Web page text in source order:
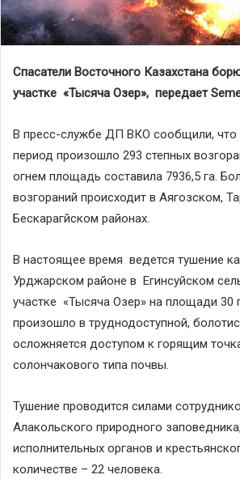
Спасатели Восточного Казахстана
участке «Тысяча Озер», передает
В пресс-службе ДП ВКО сообщили, что
период произошло 293 степных
огнем площадь составила 7936,5 га.
возгораний происходит в Аягозском,
Бескарагйском районах.
В настоящее время ведется тушение
Урджарском районе в Егинсуйском
участке «Тысяча Озер» на площади 30
произошло в труднодоступной,
осложняется доступом к горящим
солончакового типа почвы.
Тушение проводится силами
Алакольского природного
исполнительных органов и
количестве – 22 человека.